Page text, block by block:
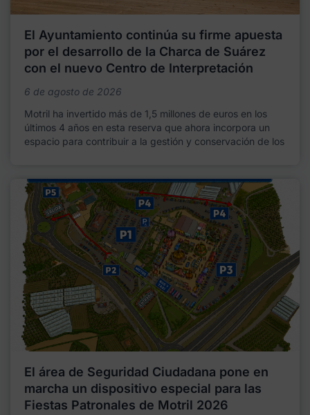
El Ayuntamiento continúa su firme apuesta
por el desarrollo de la Charca de Suárez
con el nuevo Centro de Interpretación
6 de agosto de 2026
Motril ha invertido más de 1,5 millones de euros en los
últimos 4 años en esta reserva que ahora incorpora un
espacio para contribuir a la gestión y conservación de los
El área de Seguridad Ciudadana pone en
marcha un dispositivo especial para las
Fiestas Patronales de Motril 2026